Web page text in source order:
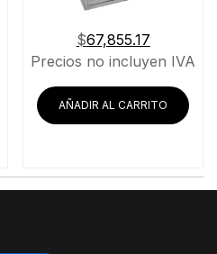
$67,855.17
Precios no incluyen IVA
AÑADIR AL CARRITO